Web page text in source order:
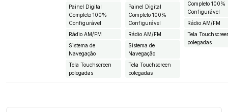
Painel Digital
Completo 100%
Configurável
Rádio AM/FM
Sistema de
Navegação
Tela Touchscreen
polegadas
Painel Digital
Completo 100%
Configurável
Rádio AM/FM
Sistema de
Navegação
Tela Touchscreen
polegadas
Completo 100%
Configurável
Rádio AM/FM
Tela
polegadas